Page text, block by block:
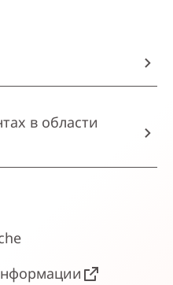
в области